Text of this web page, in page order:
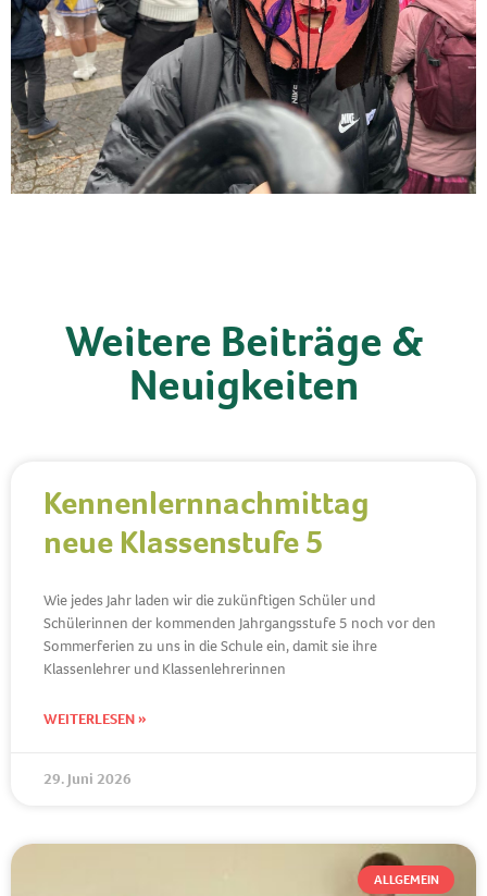
Weitere Beiträge &
Neuigkeiten
Kennenlernnachmittag
neue Klassenstufe 5
Wie jedes Jahr laden wir die zukünftigen Schüler und
Schülerinnen der kommenden Jahrgangsstufe 5 noch vor den
Sommerferien zu uns in die Schule ein, damit sie ihre
Klassenlehrer und Klassenlehrerinnen
WEITERLESEN »
29. Juni 2026
ALLGEMEIN